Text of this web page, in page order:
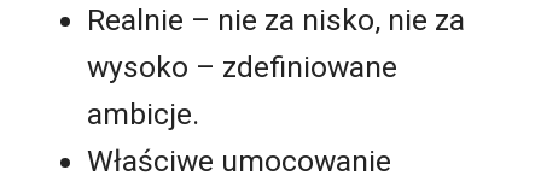
Realnie – nie za nisko, nie za
wysoko – zdefiniowane
ambicje.
Właściwe umocowanie